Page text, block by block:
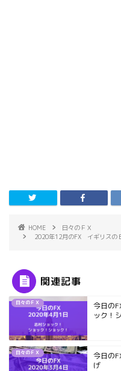
HOME
日々のＦＸ
2020年12月のFX イギリスの
関連記事
日々のＦＸ
今日の
ック！
日々のＦＸ
今日の
げ